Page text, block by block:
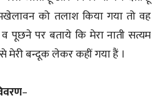
को तलाश किया गया तो वह
पूछने पर बताये कि मेरा नाती सत्यम
मेरी बन्दूक लेकर कहीं गया हैं ।
–